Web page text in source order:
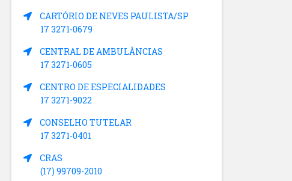
CARTÓRIO DE NEVES PAULISTA/SP
17 3271-0679
CENTRAL DE AMBULÂNCIAS
17 3271-0605
CENTRO DE ESPECIALIDADES
17 3271-9022
CONSELHO TUTELAR
17 3271-0401
CRAS
(17) 99709-2010